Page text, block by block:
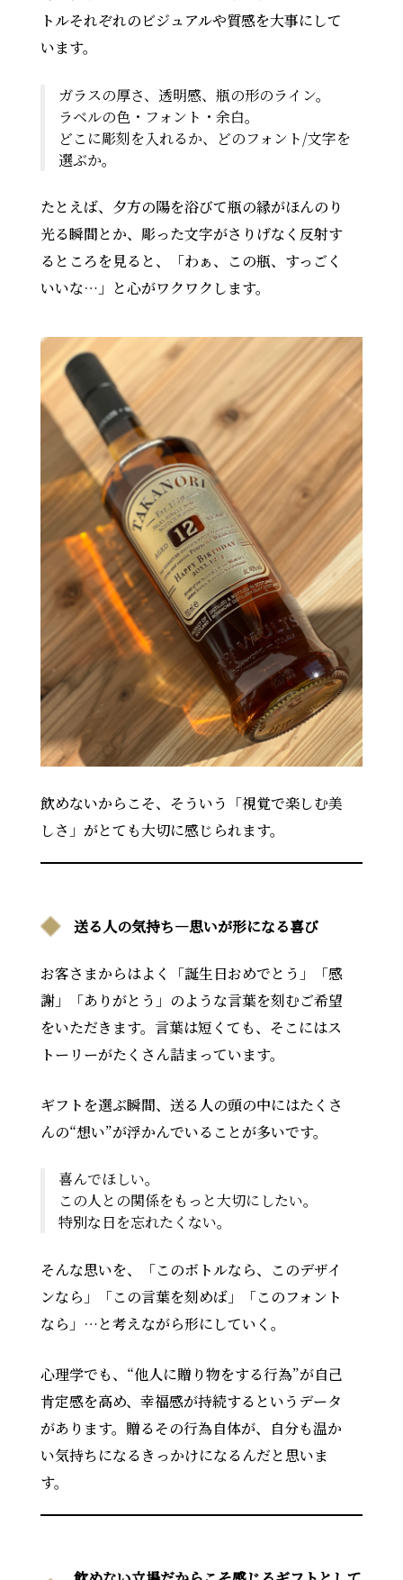
トルそれぞれのビジュアルや質感を大事にして
います。
ガラスの厚さ、透明感、瓶の形のライン。
ラベルの色・フォント・余白。
どこに彫刻を入れるか、どのフォント/文字を
選ぶか。
たとえば、夕方の陽を浴びて瓶の縁がほんのり
光る瞬間とか、彫った文字がさりげなく反射す
るところを見ると、「わぁ、この瓶、すっごく
いいな…」と心がワクワクします。
飲めないからこそ、そういう「視覚で楽しむ美
しさ」がとても大切に感じられます。
送る人の気持ち—思いが形になる喜び
お客さまからはよく「誕生日おめでとう」「感
謝」「ありがとう」のような言葉を刻むご希望
をいただきます。言葉は短くても、そこにはス
トーリーがたくさん詰まっています。
ギフトを選ぶ瞬間、送る人の頭の中にはたくさ
んの“想い”が浮かんでいることが多いです。
喜んでほしい。
この人との関係をもっと大切にしたい。
特別な日を忘れたくない。
そんな思いを、「このボトルなら、このデザイ
ンなら」「この言葉を刻めば」「このフォント
なら」…と考えながら形にしていく。
心理学でも、“他人に贈り物をする行為”が自己
肯定感を高め、幸福感が持続するというデータ
があります。贈るその行為自体が、自分も温か
い気持ちになるきっかけになるんだと思いま
す。